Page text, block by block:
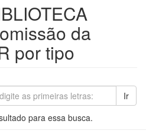
da
por tipo
Ir
para essa busca.